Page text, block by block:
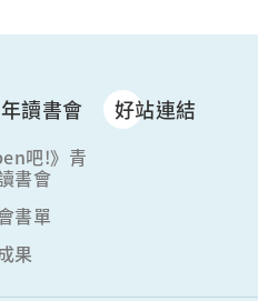
讀書會
吧!》青
書會
書單
果
好站連結